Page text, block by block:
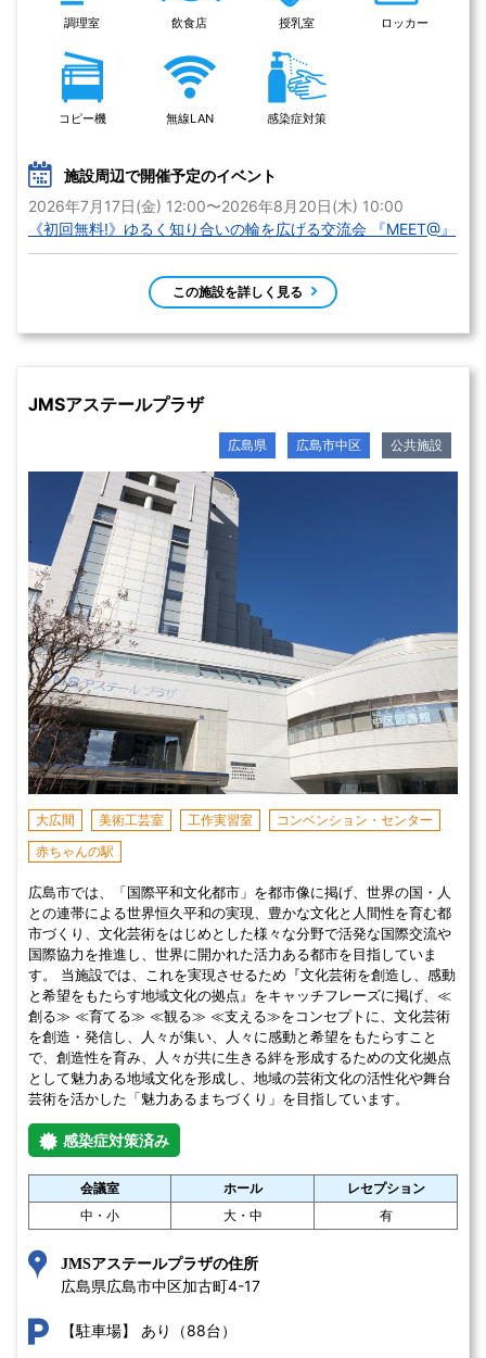
調理室 飲食店 授乳室 ロッカー
コピー機 無線LAN 感染症対策
施設周辺で開催予定のイベント
2026年7月17日(金) 12:00〜2026年8月20日(木) 10:00
《初回無料!》ゆるく知り合いの輪を広げる交流会 『MEET@』
この施設を詳しく見る
JMSアステールプラザ
広島県 広島市中区 公共施設
大広間 美術工芸室 工作実習室
コンベンション・センター
赤ちゃんの駅
広島市では、「国際平和文化都市」を都市像に掲げ、世界の国・人
との連帯による世界恒久平和の実現、豊かな文化と人間性を育む都
市づくり、文化芸術をはじめとした様々な分野で活発な国際交流や
国際協力を推進し、世界に開かれた活力ある都市を目指していま
す。 当施設では、これを実現させるため『文化芸術を創造し、感動
と希望をもたらす地域文化の拠点』をキャッチフレーズに掲げ、≪
創る≫ ≪育てる≫ ≪観る≫ ≪支える≫をコンセプトに、文化芸術
を創造・発信し、人々が集い、人々に感動と希望をもたらすこと
で、創造性を育み、人々が共に生きる絆を形成するための文化拠点
として魅力ある地域文化を形成し、地域の芸術文化の活性化や舞台
芸術を活かした「魅力あるまちづくり」を目指しています。
感染症対策済み
会議室 ホール
レセプション
中・小
大・中 有
JMSアステールプラザの住所
広島県広島市中区加古町4-17
【駐車場】 あり（88台）